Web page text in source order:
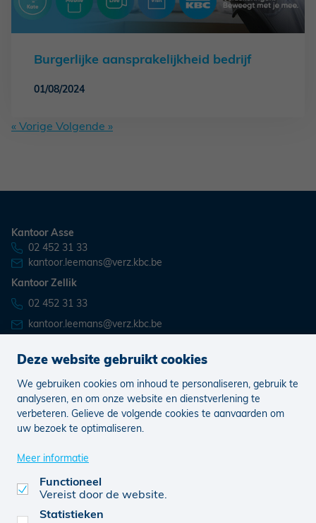
Burgerlijke aansprakelijkheid bedrijf
01/08/2024
« Vorige Volgende »
Kantoor Asse
02 452 31 33
kantoor.leemans@verz.kbc.be
Kantoor Zellik
02 452 31 33
kantoor.leemans@verz.kbc.be
Nieuws Vacatures
0752.784.633 © KBC 2026
Deze website gebruikt cookies
We gebruiken cookies om inhoud te personaliseren, gebruik te
analyseren, en om onze website en dienstverlening te
verbeteren. Gelieve de volgende cookies te aanvaarden om
uw bezoek te optimaliseren.
Meer informatie
Functioneel
Vereist door de website.
Statistieken